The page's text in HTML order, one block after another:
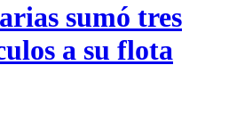
sumó tres
a su flota